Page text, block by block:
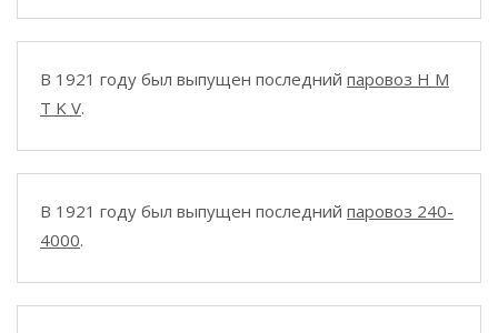
В 1921 году был выпущен последний паровоз H M
T K V.
В 1921 году был выпущен последний паровоз 240-
4000.